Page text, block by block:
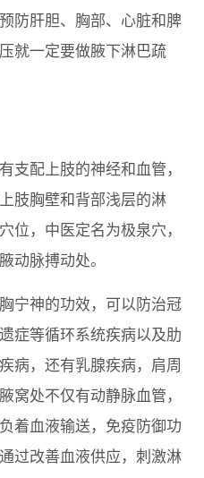
防肝胆、胸部、心脏和脾
就一定要做腋下淋巴疏
支配上肢的神经和血管，
肢胸壁和背部浅层的淋
位，中医定名为极泉穴，
动脉搏动处。
宁神的功效，可以防治冠
症等循环系统疾病以及肋
病，还有乳腺疾病，肩周
窝处不仅有动静脉血管，
着血液输送，免疫防御功
过改善血液供应，刺激淋